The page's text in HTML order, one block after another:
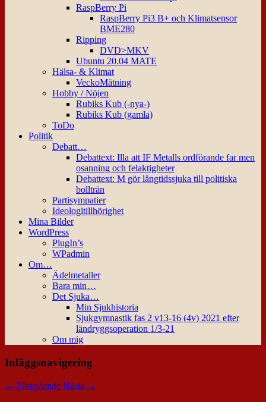
RaspBerry Pi
RaspBerry Pi3 B+ och Klimatsensor
BME280
Ripping
DVD>MKV
Ubuntu 20.04 MATE
Hälsa- & Klimat
VeckoMätning
Hobby / Nöjen
Rubiks Kub (-nya-)
Rubiks Kub (gamla)
ToDo
Politik
Debatt…
Debattext: Illa att IF Metalls ordförande far men
osanning och felaktigheter
Debattext: M gör långtidssjuka till politiska
bollträn
Partisympatier
Ideologitillhörighet
Mina Bilder
WordPress
PlugIn’s
WPadmin
Om…
Ädelmetaller
Bara min…
Det Sjuka…
Min Sjukhistoria
Sjukgymnastik fas 2 v13-16 (4v) 2021 efter
ländryggsoperation 1/3-21
Om mig
Inläggsnavigering
← Föregående Nästa →